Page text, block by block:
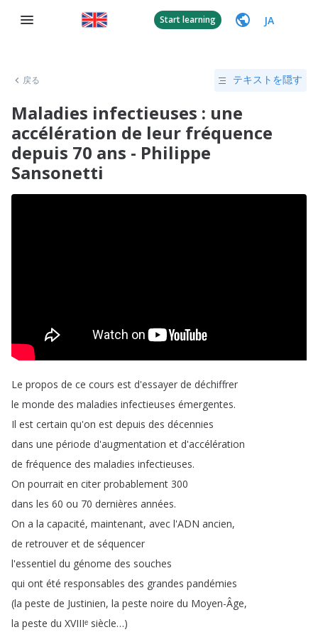
Start learning JA
戻る テキストを隠す
Maladies infectieuses : une
accélération de leur fréquence
depuis 70 ans - Philippe
Sansonetti
Le propos de ce cours est d'essayer de déchiffrer
le monde des maladies infectieuses émergentes.
Il est certain qu'on est depuis des décennies
dans une période d'augmentation et d'accélération
de fréquence des maladies infectieuses.
On pourrait en citer probablement 300
dans les 60 ou 70 dernières années.
On a la capacité, maintenant, avec l'ADN ancien,
de retrouver et de séquencer
l'essentiel du génome des souches
qui ont été responsables des grandes pandémies
(la peste de Justinien, la peste noire du Moyen-Âge,
la peste du XVIIIᵉ siècle…)